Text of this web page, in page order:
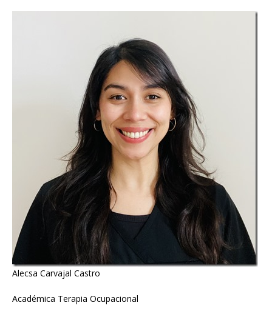
Alecsa Carvajal Castro
Académica Terapia Ocupacional